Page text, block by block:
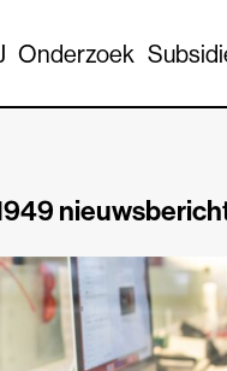
Onderzoek